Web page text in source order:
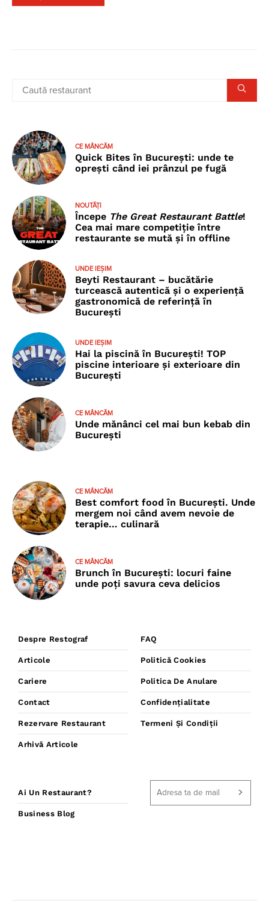
CE MÂNCĂM
Quick Bites în București: unde te
oprești când iei prânzul pe fugă
NOUTĂȚI
Începe The Great Restaurant Battle!
Cea mai mare competiție între
restaurante se mută și în offline
UNDE IEȘIM
Beyti Restaurant – bucătărie
turcească autentică și o experiență
gastronomică de referință în
București
UNDE IEȘIM
Hai la piscină în București! TOP
piscine interioare și exterioare din
București
CE MÂNCĂM
Unde mănânci cel mai bun kebab din
București
CE MÂNCĂM
Best comfort food în București. Unde
mergem noi când avem nevoie de
terapie… culinară
CE MÂNCĂM
Brunch în București: locuri faine
unde poţi savura ceva delicios
Despre Restograf
Articole
Cariere
Contact
Rezervare Restaurant
Arhivă Articole
FAQ
Politică Cookies
Politica De Anulare
Confidențialitate
Termeni Și Condiții
Ai Un Restaurant?
Business Blog